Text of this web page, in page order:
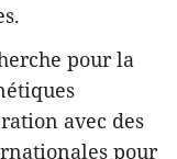
pour la
avec des
pour